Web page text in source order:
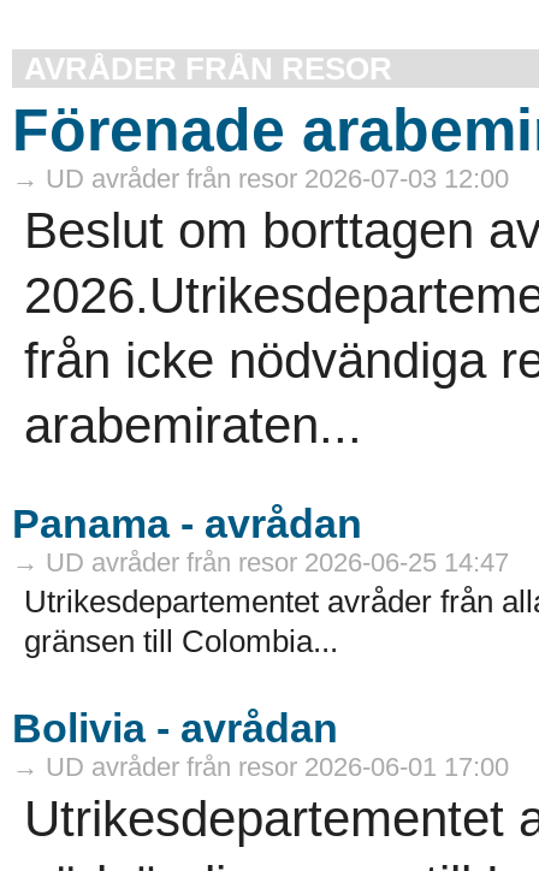
AVRÅDER FRÅN RESOR
Förenade
→ UD avråder från resor 2026-07-03 12:00
Beslut om borttagen
från icke nödvändiga
arabemiraten...
Panama - avrådan
→ UD avråder från resor 2026-06-25 14:47
Utrikesdepartementet avråder från
gränsen till Colombia...
Bolivia - avrådan
→ UD avråder från resor 2026-06-01 17:00
Utrikesdepartementet